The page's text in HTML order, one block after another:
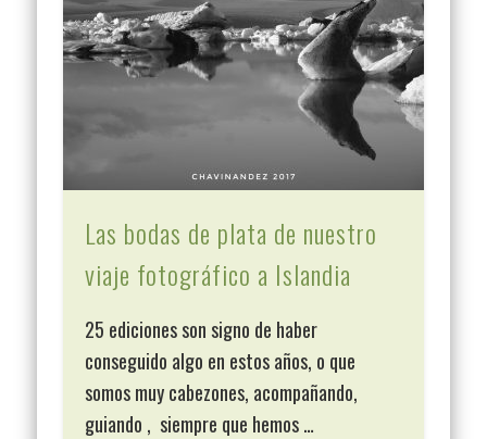
Las bodas de plata de nuestro
viaje fotográfico a Islandia
25 ediciones son signo de haber
conseguido algo en estos años, o que
somos muy cabezones, acompañando,
guiando , siempre que hemos …